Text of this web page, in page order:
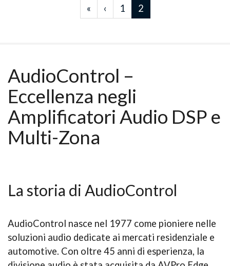
« ‹ 1 2
AudioControl –
Eccellenza negli
Amplificatori Audio DSP e
Multi-Zona
La storia di AudioControl
AudioControl nasce nel 1977 come pioniere nelle
soluzioni audio dedicate ai mercati residenziale e
automotive. Con oltre 45 anni di esperienza, la